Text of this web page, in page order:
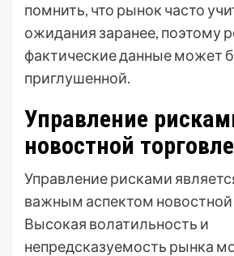
помнить, что рынок часто
ожидания заранее, поэтому
фактические данные может
приглушенной.
Управление
новостной торговле
Управление рисками
важным аспектом новостной
Высокая волатильность и
непредсказуемость рынка